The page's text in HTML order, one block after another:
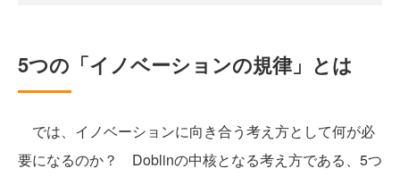
5つの「イノベーションの規律」とは
では、イノベーションに向き合う考え方として何が必
要になるのか？ Doblinの中核となる考え方である、5つ